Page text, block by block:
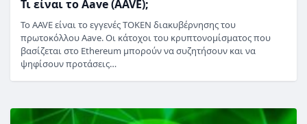
Τι είναι το Aave (AAVE);
Το AAVE είναι το εγγενές TOKEN διακυβέρνησης του
πρωτοκόλλου Aave. Οι κάτοχοι του κρυπτονομίσματος που
βασίζεται στο Ethereum μπορούν να συζητήσουν και να
ψηφίσουν προτάσεις…